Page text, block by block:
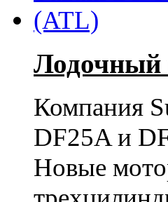
Лодочный
Компания
DF25A и
Новые